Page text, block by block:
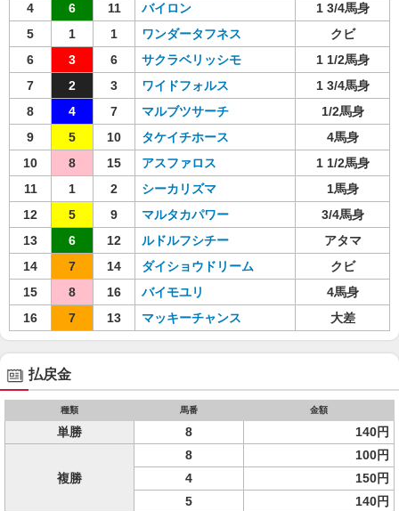
4
6 11 バイロン
1 3/4馬身
5
1 1 ワンダータフネス
クビ
6
3 6 サクラベリッシモ
1 1/2馬身
7
2 3 ワイドフォルス
1 3/4馬身
8
4 7 マルブツサーチ
1/2馬身
9
5 10 タケイチホース
4馬身
10
8 15 アスファロス
1 1/2馬身
11
1 2 シーカリズマ
1馬身
12
5 9 マルタカパワー
3/4馬身
13
6 12 ルドルフシチー
アタマ
14
7 14 ダイショウドリーム
クビ
15
8 16 バイモユリ
4馬身
16
7 13 マッキーチャンス 大差
払戻金
種類 馬番 金額
単勝 8 140円
複勝
8
100円
4
150円
5
140円